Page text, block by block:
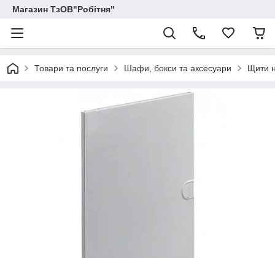
Магазин ТзОВ"Робітня"
Товари та послуги Шафи, бокси та аксесуари Щити